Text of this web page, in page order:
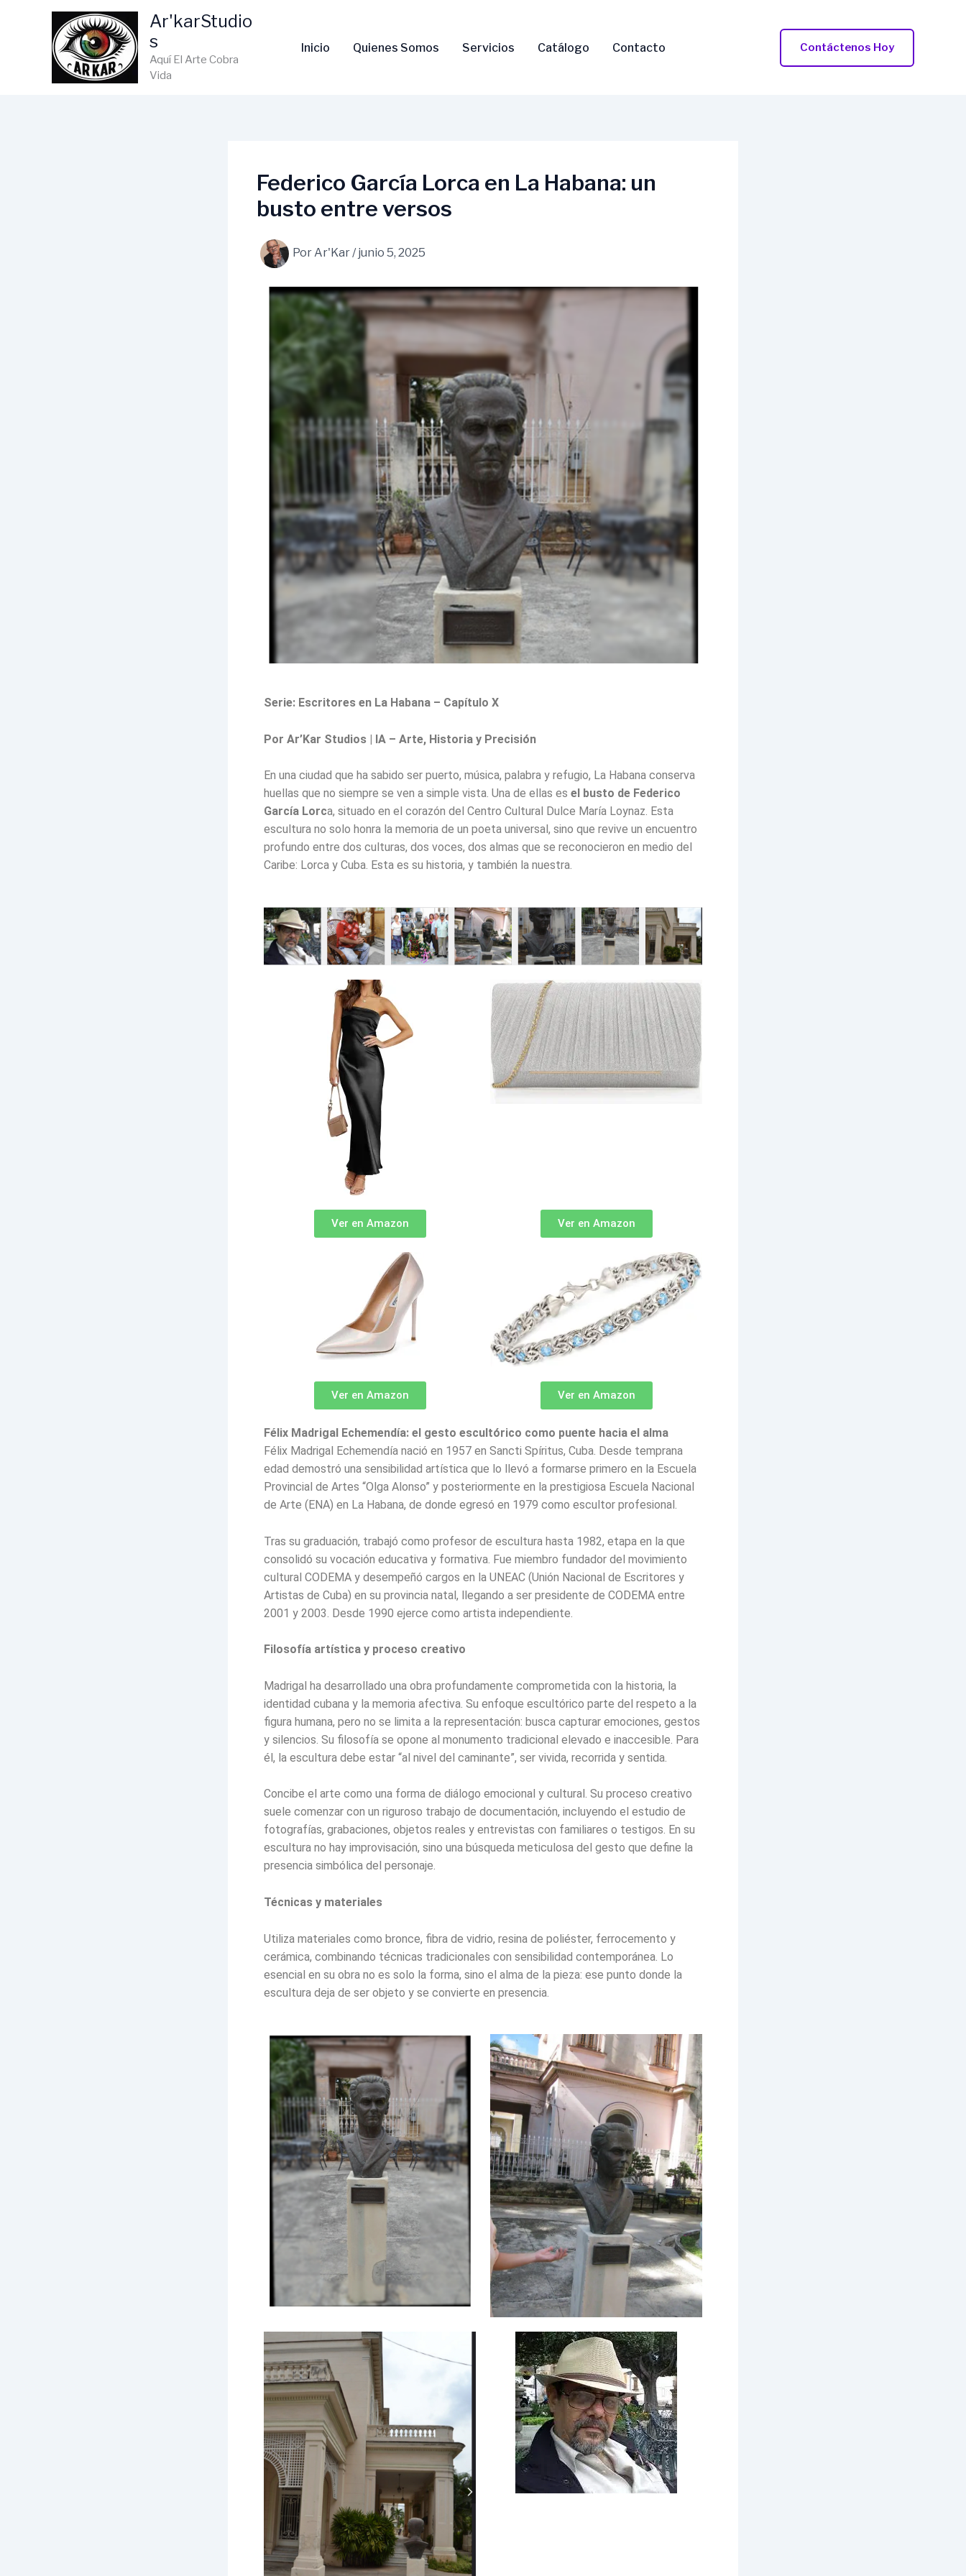
contenido
Ar'karStudio
s
Aquí El Arte Cobra
Vida
Inicio Quienes Somos Servicios Catálogo Contacto Contáctenos Hoy
Federico García Lorca en La Habana: un
busto entre versos
PorAr'Kar/junio 5, 2025
Serie: Escritores en La Habana – Capítulo X
Por Ar’Kar Studios | IA – Arte, Historia y Precisión
En una ciudad que ha sabido ser puerto, música, palabra y refugio, La Habana conserva
huellas que no siempre se ven a simple vista. Una de ellas es el busto de Federico
García Lorca, situado en el corazón del Centro Cultural Dulce María Loynaz. Esta
escultura no solo honra la memoria de un poeta universal, sino que revive un encuentro
profundo entre dos culturas, dos voces, dos almas que se reconocieron en medio del
Caribe: Lorca y Cuba. Esta es su historia, y también la nuestra.
Ver en Amazon Ver en Amazon
Ver en Amazon Ver en Amazon
Félix Madrigal Echemendía: el gesto escultórico como puente hacia el alma
Félix Madrigal Echemendía nació en 1957 en Sancti Spíritus, Cuba. Desde temprana
edad demostró una sensibilidad artística que lo llevó a formarse primero en la Escuela
Provincial de Artes “Olga Alonso” y posteriormente en la prestigiosa Escuela Nacional
de Arte (ENA) en La Habana, de donde egresó en 1979 como escultor profesional.
Tras su graduación, trabajó como profesor de escultura hasta 1982, etapa en la que
consolidó su vocación educativa y formativa. Fue miembro fundador del movimiento
cultural CODEMA y desempeñó cargos en la UNEAC (Unión Nacional de Escritores y
Artistas de Cuba) en su provincia natal, llegando a ser presidente de CODEMA entre
2001 y 2003. Desde 1990 ejerce como artista independiente.
Filosofía artística y proceso creativo
Madrigal ha desarrollado una obra profundamente comprometida con la historia, la
identidad cubana y la memoria afectiva. Su enfoque escultórico parte del respeto a la
figura humana, pero no se limita a la representación: busca capturar emociones, gestos
y silencios. Su filosofía se opone al monumento tradicional elevado e inaccesible. Para
él, la escultura debe estar “al nivel del caminante”, ser vivida, recorrida y sentida.
Concibe el arte como una forma de diálogo emocional y cultural. Su proceso creativo
suele comenzar con un riguroso trabajo de documentación, incluyendo el estudio de
fotografías, grabaciones, objetos reales y entrevistas con familiares o testigos. En su
escultura no hay improvisación, sino una búsqueda meticulosa del gesto que define la
presencia simbólica del personaje.
Técnicas y materiales
Utiliza materiales como bronce, fibra de vidrio, resina de poliéster, ferrocemento y
cerámica, combinando técnicas tradicionales con sensibilidad contemporánea. Lo
esencial en su obra no es solo la forma, sino el alma de la pieza: ese punto donde la
escultura deja de ser objeto y se convierte en presencia.